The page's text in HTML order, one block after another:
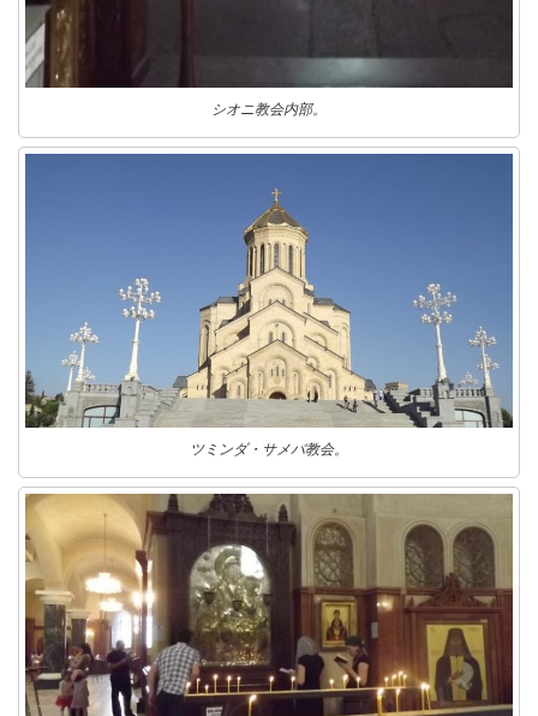
シオニ教会内部。
ツミンダ・サメバ教会。